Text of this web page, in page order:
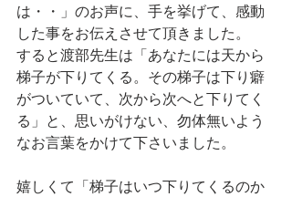
は・・」のお声に、手を挙げて、感動
した事をお伝えさせて頂きました。
すると渡部先生は「あなたには天から
梯子が下りてくる。その梯子は下り癖
がついていて、次から次へと下りてく
る」と、思いがけない、勿体無いよう
なお言葉をかけて下さいました。
嬉しくて「梯子はいつ下りてくるのか